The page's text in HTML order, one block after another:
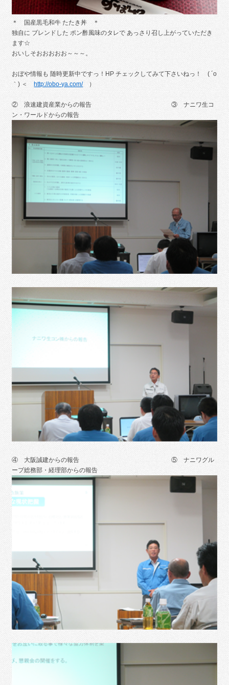
＊ 国産黒毛和牛 たたき丼 ＊
独自に ブレンドした ポン酢風味のタレで あっさり召し上がっていただき
ます☆
おいしそおおおおお～～～。
おぼや情報も 随時更新中ですっ！HP チェックしてみて下さいねっ！ ( ´o
｀) ＜http://obo-ya.com/）
② 浪速建資産業からの報告 ③ ナニワ生コ
ン・ワールドからの報告
④ 大阪誠建からの報告 ⑤ ナニワグル
ープ総務部・経理部からの報告